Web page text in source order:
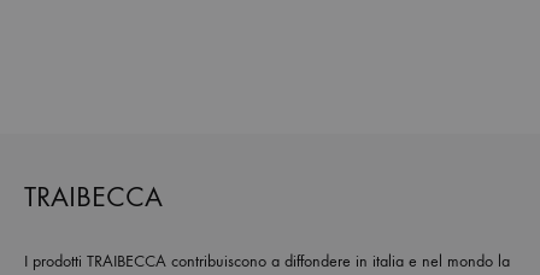
TRAIBECCA
I prodotti TRAIBECCA contribuiscono a diffondere in italia e nel mondo la